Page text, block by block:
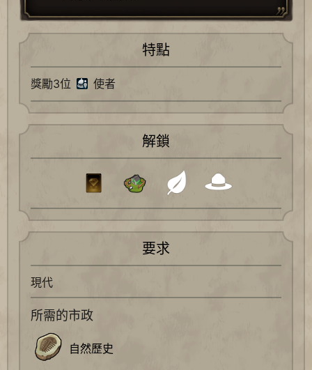
特點
獎勵3位 使者
解鎖
要求
現代
所需的市政
自然歷史